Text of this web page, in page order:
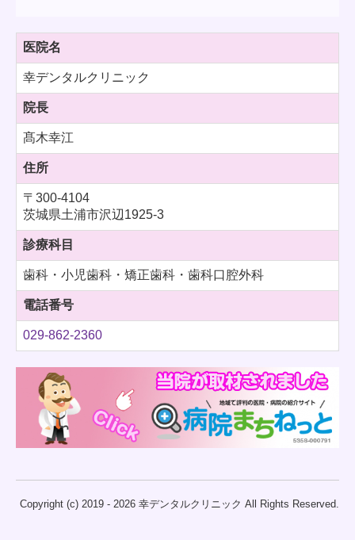
医院名
幸デンタルクリニック
院長
髙木幸江
住所
〒300-4104
茨城県土浦市沢辺1925-3
診療科目
歯科・小児歯科・矯正歯科・歯科口腔外科
電話番号
029-862-2360
Copyright (c) 2019 - 2026 幸デンタルクリニック All Rights Reserved.